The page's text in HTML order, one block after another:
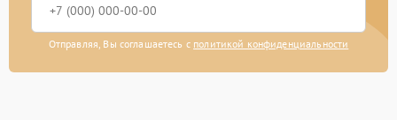
Отправляя, Вы соглашаетесь с политикой конфиденциальности